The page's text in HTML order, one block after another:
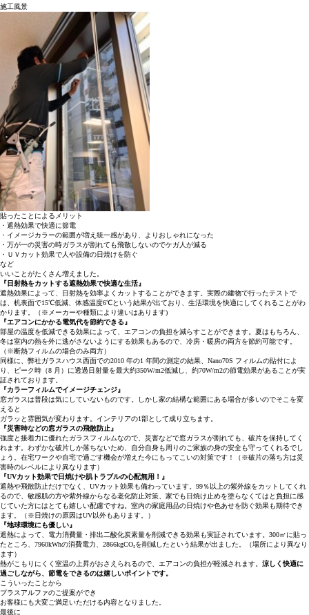
施工風景
貼ったことによるメリット
・遮熱効果で快適に節電
・イメージカラーの範囲が増え統一感があり、よりおしゃれになった
・万が一の災害の時ガラスが割れても飛散しないのでケガ人が減る
・ＵＶカット効果で人や設備の日焼けを防ぐ
など
いいことがたくさん増えました。
『日射熱をカットする遮熱効果で快適な生活』
遮熱効果によって、日射熱を効率よくカットすることができます。実際の建物で行ったテストで
は、机表面で15℃低減、体感温度6℃という結果が出ており、生活環境を快適にしてくれることがわ
かります。（※メーカーや種類により違いはあります)
『エアコンにかかる電気代を節約できる』
部屋の温度を低減できる効果によって、エアコンの負担を減らすことができます。夏はもちろん、
冬は室内の熱を外に逃がさないようにする効果もあるので、冷房・暖房の両方を節約可能です。
（※断熱フィルムの場合のみ両方）
同様に、弊社ガラスハウス西面での2010 年の1 年間の測定の結果、Nano70S フィルムの貼付によ
り、ピーク時（8 月）に透過日射量を最大約350W/m2低減し、約70W/m2の節電効果があることが実
証されております。
『カラーフィルムでイメージチェンジ』
窓ガラスは普段は気にしていないものです。しかし家の結構な範囲にある場合が多いのでそこを変
えると
ガラッと雰囲気が変わります。インテリアの1部として成り立ちます。
『災害時などの窓ガラスの飛散防止』
強度と接着力に優れたガラスフィルムなので、災害などで窓ガラスが割れても、破片を保持してく
れます。わずかな破片しか落ちないため、自分自身も周りのご家族の身の安全も守ってくれるでし
ょう。在宅ワークや自宅で過ごす機会が増えた今にもってこいの対策です！（※破片の落ち方は災
害時のレベルにより異なります）
『UVカット効果で日焼けや肌トラブルの心配無用！』
遮熱や飛散防止だけでなく、UVカット効果も備わっています。99％以上の紫外線をカットしてくれ
るので、敏感肌の方や紫外線からなる老化防止対策、家でも日焼け止めを塗らなくてはと負担に感
じていた方にはとても嬉しい配慮ですね。室内の家庭用品の日焼けや色あせを防ぐ効果も期待でき
ます。（※日焼けの原因はUV以外もあります。）
『地球環境にも優しい』
遮熱によって、電力消費量・排出二酸化炭素量を削減できる効果も実証されています。300㎡に貼っ
たところ、7960kWhの消費電力、2866kgCO₂を削減したという結果が出ました。（場所により異なり
ます）
熱がこもりにくく室温の上昇がおさえられるので、エアコンの負担が軽減されます。 涼しく快適に
過ごしながら、節電をできるのは嬉しいポイントです。
こういったことから
プラスアルファのご提案ができ
お客様にも大変ご満足いただける内容となりました。
最後に